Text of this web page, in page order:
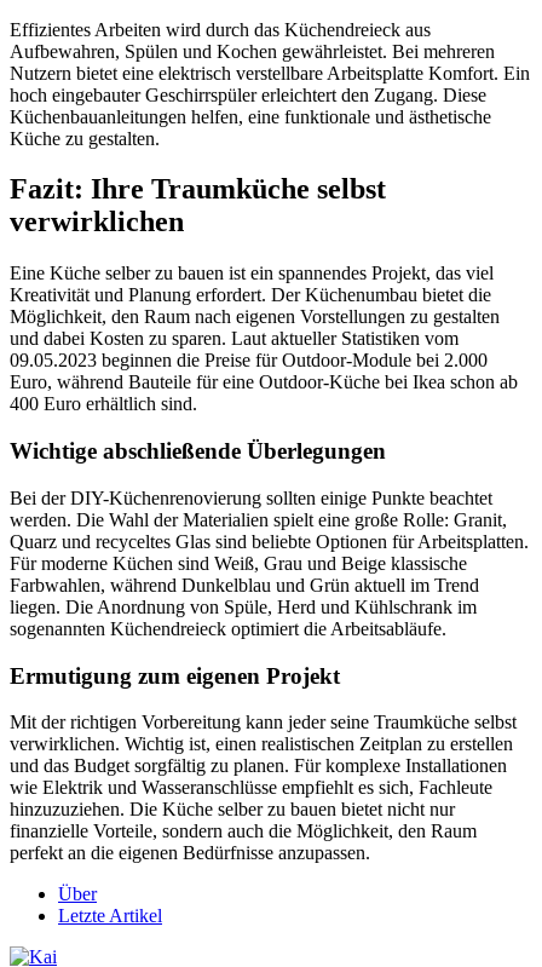
Effizientes Arbeiten wird durch das Küchendreieck aus
Aufbewahren, Spülen und Kochen gewährleistet. Bei mehreren
Nutzern bietet eine elektrisch verstellbare Arbeitsplatte Komfort. Ein
hoch eingebauter Geschirrspüler erleichtert den Zugang. Diese
Küchenbauanleitungen helfen, eine funktionale und ästhetische
Küche zu gestalten.
Fazit: Ihre Traumküche selbst
verwirklichen
Eine Küche selber zu bauen ist ein spannendes Projekt, das viel
Kreativität und Planung erfordert. Der Küchenumbau bietet die
Möglichkeit, den Raum nach eigenen Vorstellungen zu gestalten
und dabei Kosten zu sparen. Laut aktueller Statistiken vom
09.05.2023 beginnen die Preise für Outdoor-Module bei 2.000
Euro, während Bauteile für eine Outdoor-Küche bei Ikea schon ab
400 Euro erhältlich sind.
Wichtige abschließende Überlegungen
Bei der DIY-Küchenrenovierung sollten einige Punkte beachtet
werden. Die Wahl der Materialien spielt eine große Rolle: Granit,
Quarz und recyceltes Glas sind beliebte Optionen für Arbeitsplatten.
Für moderne Küchen sind Weiß, Grau und Beige klassische
Farbwahlen, während Dunkelblau und Grün aktuell im Trend
liegen. Die Anordnung von Spüle, Herd und Kühlschrank im
sogenannten Küchendreieck optimiert die Arbeitsabläufe.
Ermutigung zum eigenen Projekt
Mit der richtigen Vorbereitung kann jeder seine Traumküche selbst
verwirklichen. Wichtig ist, einen realistischen Zeitplan zu erstellen
und das Budget sorgfältig zu planen. Für komplexe Installationen
wie Elektrik und Wasseranschlüsse empfiehlt es sich, Fachleute
hinzuzuziehen. Die Küche selber zu bauen bietet nicht nur
finanzielle Vorteile, sondern auch die Möglichkeit, den Raum
perfekt an die eigenen Bedürfnisse anzupassen.
Über
Letzte Artikel